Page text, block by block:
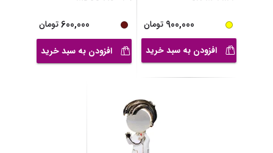
900,000 تومان
افزودن به سبد خرید
600,000تومان
افزودن به سبد خرید